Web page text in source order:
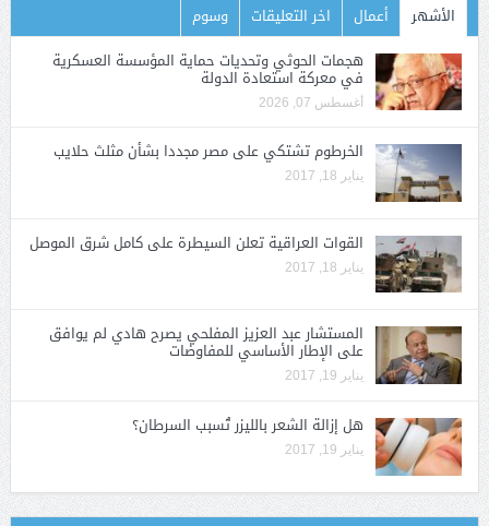
الأشهر أعمال اخر التعليقات
وسوم
هجمات الحوثي وتحديات حماية المؤسسة العسكرية
في معركة استعادة الدولة
أغسطس 07, 2026
الخرطوم تشتكي على مصر مجددا بشأن مثلث حلايب
يناير 18, 2017
القوات العراقية تعلن السيطرة على كامل شرق الموصل
يناير 18, 2017
المستشار عبد العزيز المفلحي يصرح هادي لم يوافق
على الإطار الأساسي للمفاوضات
يناير 19, 2017
هل إزالة الشعر بالليزر تُسبب السرطان؟
يناير 19, 2017